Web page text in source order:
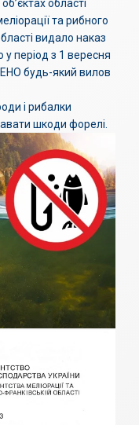
області
та рибного
видало наказ
у період з 1 вересня
будь-який вилов
і рибалки
шкоди форелі.